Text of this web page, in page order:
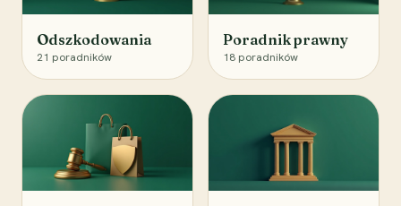
Odszkodowania
21 poradników
Poradnik prawny
18 poradników